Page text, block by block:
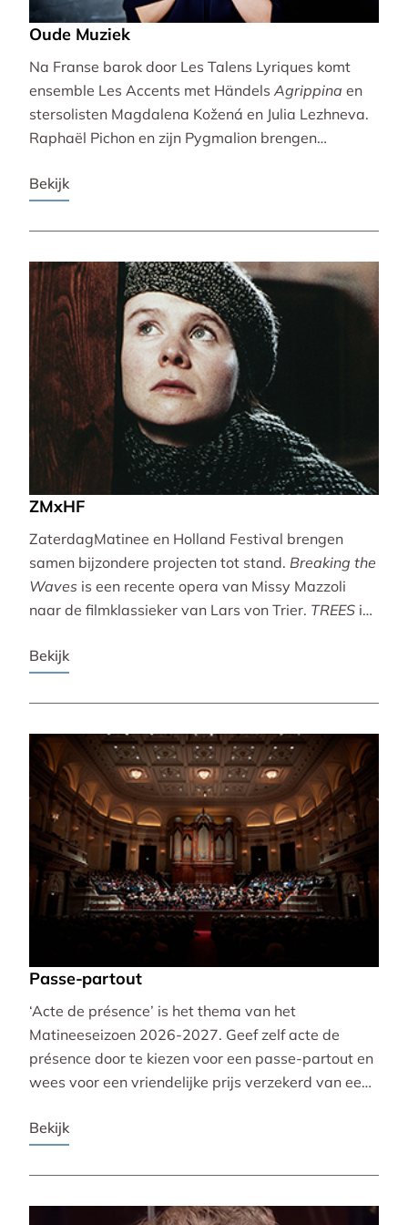
Oude Muziek
Na Franse barok door Les Talens Lyriques komt
ensemble Les Accents met Händels Agrippina en
stersolisten Magdalena Kožená en Julia Lezhneva.
Raphaël Pichon en zijn Pygmalion brengen
Bachvereniging en blokfluitiste Lucie Horsch spelen
Wantenaar, op historische instrumenten! De serie
Andrea Marcon.
Bekijk
ZMxHF
ZaterdagMatinee en Holland Festival brengen
samen bijzondere projecten tot stand. Breaking the
Waves is een recente opera van Missy Mazzoli
naar de filmklassieker van Lars von Trier. TREES is
met live muziek van Caroline Shaw (Pulitzer Prize &
Bekijk
Passe-partout
‘Acte de présence’ is het thema van het
Matineeseizoen 2026-2027. Geef zelf acte de
présence door te kiezen voor een passe-partout en
wees voor een vriendelijke prijs verzekerd van een
Bekijk